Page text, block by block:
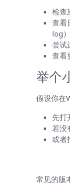
检查
查看
log）
尝试
查看
举个
假设你在
先打
若没
或者
常见的版